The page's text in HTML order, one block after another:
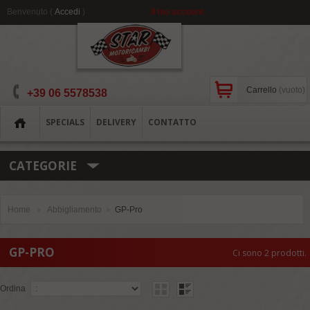
Carrello (vuoto)
Il tuo account
Benvenuto ( Accedi )
SPECIALS DELIVERY CONTATTO
+39 06 5578538
CATEGORIE
Home Abbigliamento GP-Pro
GP-PRO Ci sono 2 prodotti.
Ordina